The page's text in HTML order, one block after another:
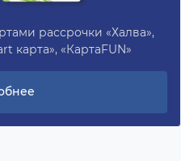
рассрочки «Халва»,
карта», «КартаFUN»